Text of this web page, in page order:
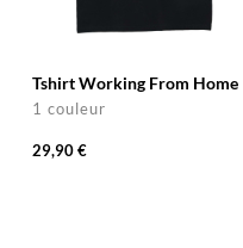
Tshirt Working From Home
1 couleur
29,90 €